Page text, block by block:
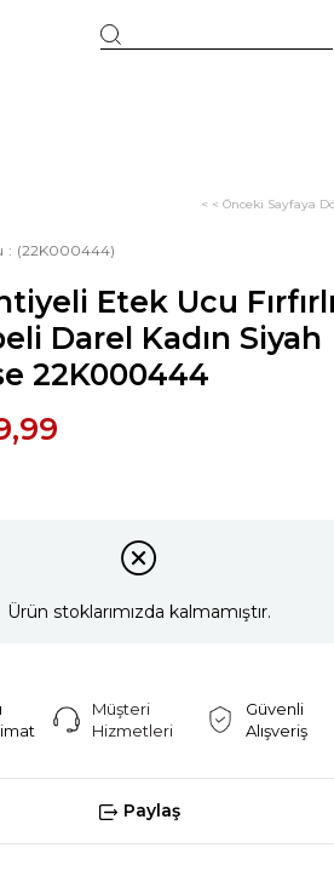
< < Önceki Sayfaya
(22K000444)
Etek Ucu Fırfırlı
Darel Kadın Siyah
22K000444
Ürün stoklarımızda kalmamıştır.
Müşteri
Hizmetleri
Güvenli
Alışveriş
Paylaş